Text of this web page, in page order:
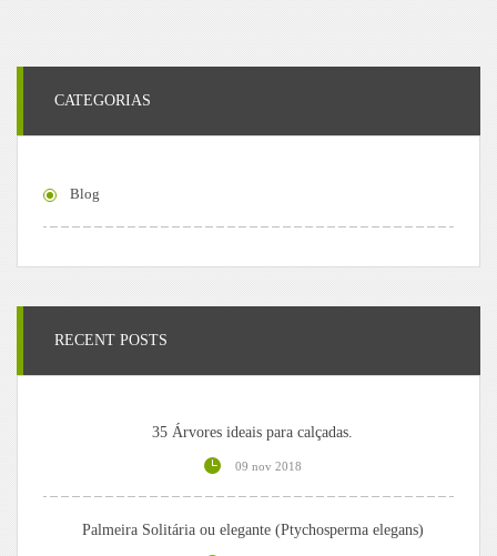
CATEGORIAS
Blog
RECENT POSTS
35 Árvores ideais para calçadas.
09 nov 2018
Palmeira Solitária ou elegante (Ptychosperma elegans)